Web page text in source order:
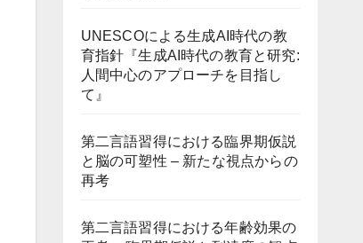
UNESCOによる生成AI時代の教
育指針『生成AI時代の教育と研究:
人間中心のアプローチを目指し
て』
第二言語習得における臨界期仮説
と脳の可塑性 – 新たな視点からの
再考
第二言語習得における年齢効果の